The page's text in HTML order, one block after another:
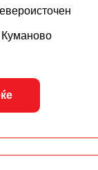
Куманово